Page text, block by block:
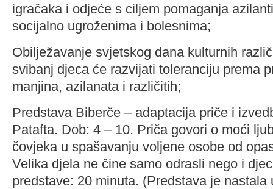
igračaka i odjeće s ciljem pomaganja
socijalno ugroženima i bolesnima;
Obilježavanje svjetskog dana kulturnih
svibanj djeca će razvijati toleranciju prema
manjina, azilanata i različitih;
Predstava Biberče – adaptacija priče i
Patafta. Dob: 4 – 10. Priča govori o moći
čovjeka u spašavanju voljene osobe od
Velika djela ne čine samo odrasli nego i
predstave: 20 minuta. (Predstava je nastala